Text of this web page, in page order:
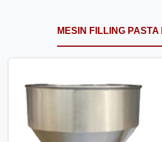
MESIN FILLING PASTA